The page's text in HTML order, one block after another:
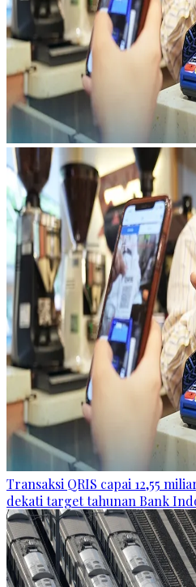
Transaksi QRIS capai 12,55
dekati target tahunan Bank